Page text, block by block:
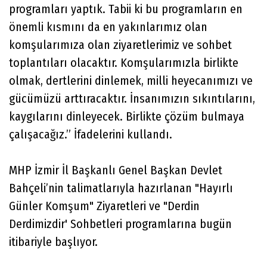
programları yaptık. Tabii ki bu programların en
önemli kısmını da en yakınlarımız olan
komşularımıza olan ziyaretlerimiz ve sohbet
toplantıları olacaktır. Komşularımızla birlikte
olmak, dertlerini dinlemek, milli heyecanımızı ve
gücümüzü arttıracaktır. İnsanımızın sıkıntılarını,
kaygılarını dinleyecek. Birlikte çözüm bulmaya
çalışacağız.” İfadelerini kullandı.
MHP İzmir İl Başkanlı Genel Başkan Devlet
Bahçeli’nin talimatlarıyla hazırlanan "Hayırlı
Günler Komşum" Ziyaretleri ve "Derdin
Derdimizdir' Sohbetleri programlarına bugün
itibariyle başlıyor.